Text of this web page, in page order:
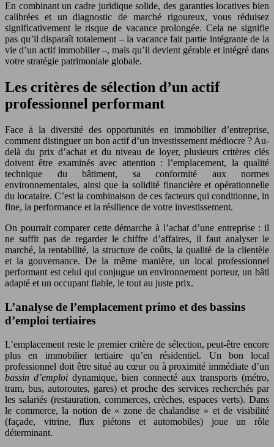
En combinant un cadre juridique solide, des garanties locatives bien
calibrées et un diagnostic de marché rigoureux, vous réduisez
significativement le risque de vacance prolongée. Cela ne signifie
pas qu’il disparaît totalement – la vacance fait partie intégrante de la
vie d’un actif immobilier –, mais qu’il devient gérable et intégré dans
votre stratégie patrimoniale globale.
Les critères de sélection d’un actif
professionnel performant
Face à la diversité des opportunités en immobilier d’entreprise,
comment distinguer un bon actif d’un investissement médiocre ? Au-
delà du prix d’achat et du niveau de loyer, plusieurs critères clés
doivent être examinés avec attention : l’emplacement, la qualité
technique du bâtiment, sa conformité aux normes
environnementales, ainsi que la solidité financière et opérationnelle
du locataire. C’est la combinaison de ces facteurs qui conditionne, in
fine, la performance et la résilience de votre investissement.
On pourrait comparer cette démarche à l’achat d’une entreprise : il
ne suffit pas de regarder le chiffre d’affaires, il faut analyser le
marché, la rentabilité, la structure de coûts, la qualité de la clientèle
et la gouvernance. De la même manière, un local professionnel
performant est celui qui conjugue un environnement porteur, un bâti
adapté et un occupant fiable, le tout au juste prix.
L’analyse de l’emplacement primo et des bassins
d’emploi tertiaires
L’emplacement reste le premier critère de sélection, peut-être encore
plus en immobilier tertiaire qu’en résidentiel. Un bon local
professionnel doit être situé au cœur ou à proximité immédiate d’un
bassin d’emploi dynamique, bien connecté aux transports (métro,
tram, bus, autoroutes, gares) et proche des services recherchés par
les salariés (restauration, commerces, crèches, espaces verts). Dans
le commerce, la notion de « zone de chalandise » et de visibilité
(façade, vitrine, flux piétons et automobiles) joue un rôle
déterminant.